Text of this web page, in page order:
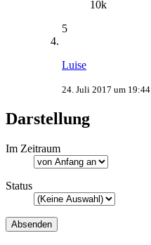
10k
5
Luise
24. Juli 2017 um 19:44
Darstellung
Im Zeitraum
Status